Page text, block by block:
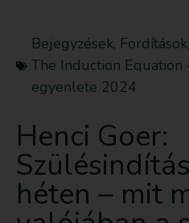
Bejegyzések, Fordítások,
The Induction Equation
egyenlete 2024
Henci Goer:
héten – mit